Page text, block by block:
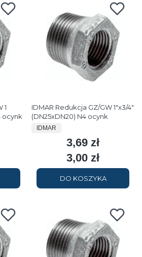
1
ocynk
IDMAR Redukcja GZ/GW 1"x3/4"
(DN25xDN20) N4 ocynk
PRODUCENT
IDMAR
Cena
3,69 zł
Cena
3,00 zł
DO KOSZYKA